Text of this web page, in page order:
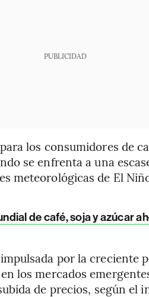
PUBLICIDAD
los consumidores de
se enfrenta a una
meteorológicas de El
de café, soja y azúcar
por la creciente
los mercados
de precios, según el